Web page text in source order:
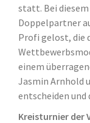
statt. Bei
Doppelpartner
Profi gelost, die
einem
Jasmin Arnhold
entscheiden und
Kreisturnier der